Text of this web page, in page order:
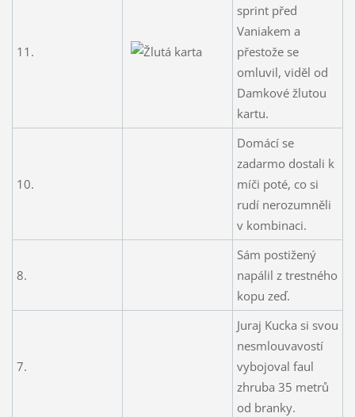
11.
sprint před
Vaniakem a
přestože se
omluvil, viděl od
Damkové žlutou
kartu.
10.
Domácí se
zadarmo dostali k
míči poté, co si
rudí nerozumněli
v kombinaci.
8.
Sám postižený
napálil z trestného
kopu zeď.
7.
Juraj Kucka si svou
nesmlouvavostí
vybojoval faul
zhruba 35 metrů
od branky.